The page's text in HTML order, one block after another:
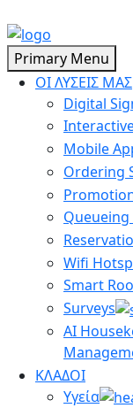
Primary Menu
ΟΙ ΛΥΣΕΙΣ ΜΑΣ
Digital
Mobile
Ordering
Queueing
Wifi
Smart
Surveys
AI
ΚΛΑΔΟΙ
Υγεία